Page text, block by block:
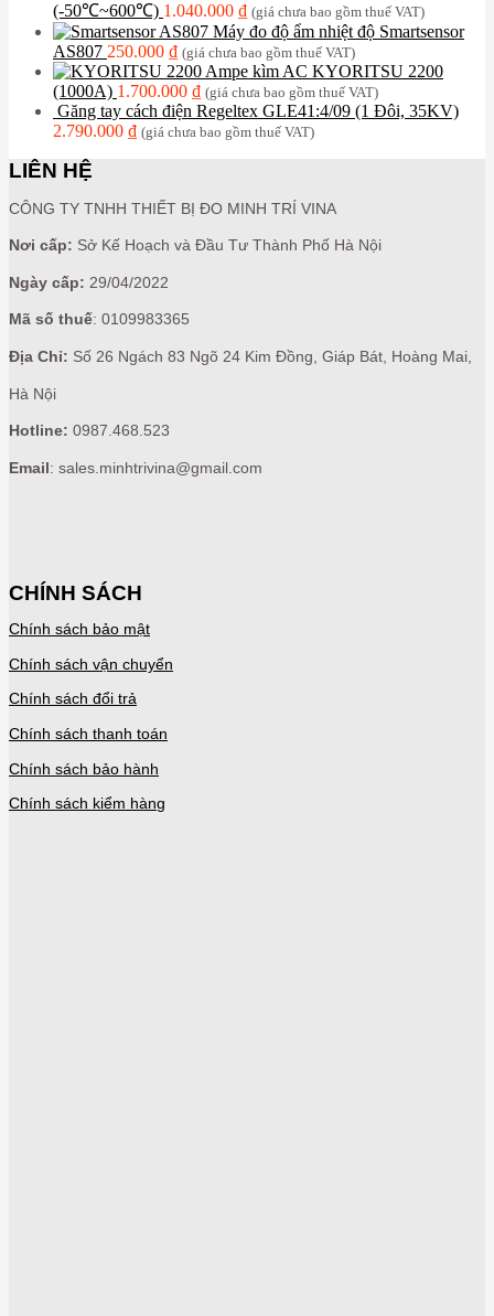
(-50℃~600℃) 1.040.000 ₫ (giá chưa bao gồm thuế VAT)
Máy đo độ ẩm nhiệt độ Smartsensor
AS807 250.000 ₫ (giá chưa bao gồm thuế VAT)
Ampe kìm AC KYORITSU 2200
(1000A) 1.700.000 ₫ (giá chưa bao gồm thuế VAT)
Găng tay cách điện Regeltex GLE41:4/09 (1 Đôi, 35KV)
2.790.000 ₫ (giá chưa bao gồm thuế VAT)
LIÊN HỆ
CÔNG TY TNHH THIẾT BỊ ĐO MINH TRÍ VINA
Nơi cấp: Sở Kế Hoạch và Đầu Tư Thành Phố Hà Nội
Ngày cấp: 29/04/2022
Mã số thuế: 0109983365
Địa Chỉ: Số 26 Ngách 83 Ngõ 24 Kim Đồng, Giáp Bát, Hoàng Mai,
Hà Nội
Hotline: 0987.468.523
Email : sales.minhtrivina@gmail.com
CHÍNH SÁCH
Chính sách bảo mật
Chính sách vận chuyển
Chính sách đổi trả
Chính sách thanh toán
Chính sách bảo hành
Chính sách kiểm hàng